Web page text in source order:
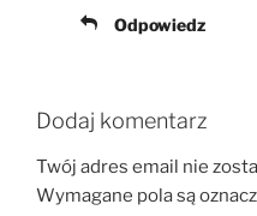
Odpowiedz
Dodaj komentarz
Twój adres email nie
Wymagane pola są